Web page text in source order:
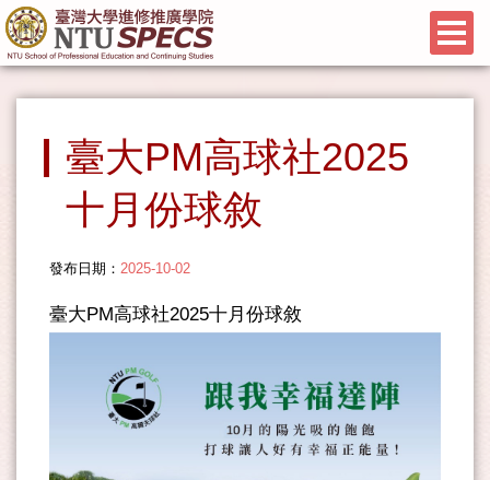
臺大PM高球社2025
十月份球敘
發布日期： 2025-10-02
臺大PM高球社2025十月份球敘